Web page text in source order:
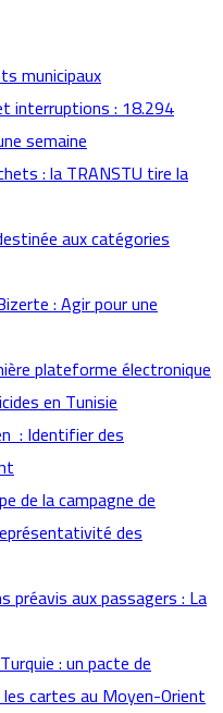
municipaux
interruptions : 18.294
semaine
: la TRANSTU tire la
aux catégories
: Agir pour une
plateforme électronique
en Tunisie
: Identifier des
de la campagne de
des
préavis aux passagers : La
: un pacte de
cartes au Moyen-Orient